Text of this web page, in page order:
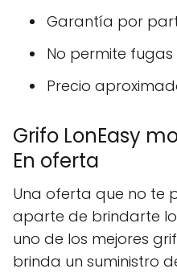
Garantía por
No permite fugas
Precio
Grifo LonEasy
En oferta
Una oferta que no te
aparte de brindarte
uno de los mejores
brinda un suministro